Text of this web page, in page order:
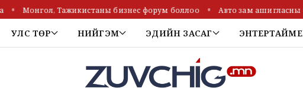
Монгол, Тажикистаны бизнес форум боллоо Авто зам ашигласны
УЛС ТӨР НИЙГЭМ ЭДИЙН ЗАСАГ